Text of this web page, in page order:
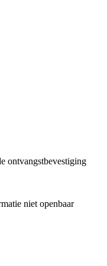
ontvangstbevestiging
niet openbaar